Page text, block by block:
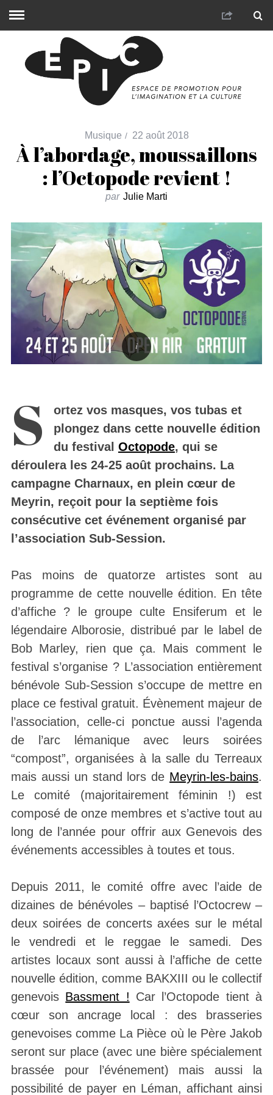
Musique 22 août 2018
À l’abordage, moussaillons
: l’Octopode revient !
par Julie Marti
S
ortez vos masques, vos tubas et
plongez dans cette nouvelle édition
du festival Octopode, qui se
déroulera les 24-25 août prochains. La
campagne Charnaux, en plein cœur de
Meyrin, reçoit pour la septième fois
consécutive cet événement organisé par
l’association Sub-Session.
Pas moins de quatorze artistes sont au
programme de cette nouvelle édition. En tête
d’affiche ? le groupe culte Ensiferum et le
légendaire Alborosie, distribué par le label de
Bob Marley, rien que ça. Mais comment le
festival s’organise ? L’association entièrement
bénévole Sub-Session s’occupe de mettre en
place ce festival gratuit. Évènement majeur de
l’association, celle-ci ponctue aussi l’agenda
de l’arc lémanique avec leurs soirées
“compost”, organisées à la salle du Terreaux
mais aussi un stand lors de Meyrin-les-bains.
Le comité (majoritairement féminin !) est
composé de onze membres et s’active tout au
long de l’année pour offrir aux Genevois des
événements accessibles à toutes et tous.
Depuis 2011, le comité offre avec l’aide de
dizaines de bénévoles – baptisé l’Octocrew –
deux soirées de concerts axées sur le métal
le vendredi et le reggae le samedi. Des
artistes locaux sont aussi à l’affiche de cette
nouvelle édition, comme BAKXIII ou le collectif
genevois Bassment ! Car l’Octopode tient à
cœur son ancrage local : des brasseries
genevoises comme La Pièce où le Père Jakob
seront sur place (avec une bière spécialement
brassée pour l’événement) mais aussi la
possibilité de payer en Léman, affichant ainsi